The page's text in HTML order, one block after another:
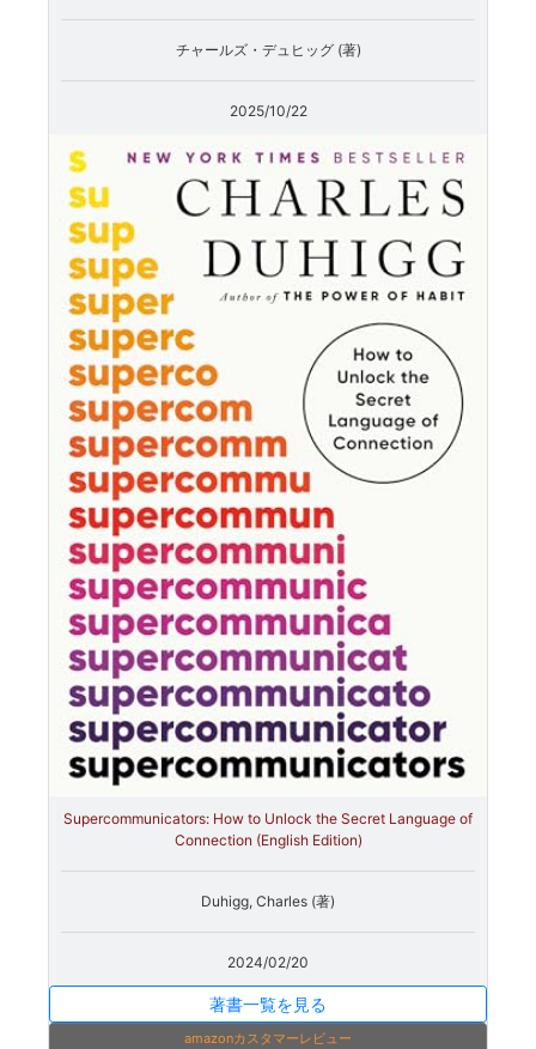
チャールズ・デュヒッグ (著)
2025/10/22
Supercommunicators: How to Unlock the Secret Language of
Connection (English Edition)
Duhigg, Charles (著)
2024/02/20
著書一覧を見る
amazonカスタマーレビュー